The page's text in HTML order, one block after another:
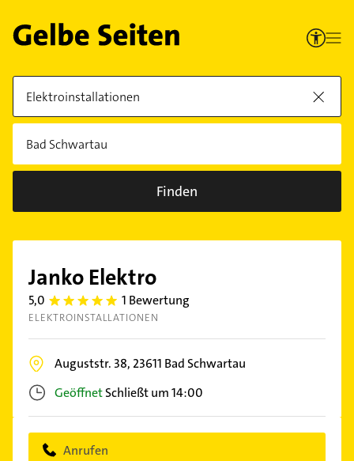
Finden
Janko Elektro
5,0 5.0 1 Bewertung
ELEKTROINSTALLATIONEN
Auguststr. 38, 23611 Bad Schwartau
GeöffnetSchließt um 14:00
Anrufen